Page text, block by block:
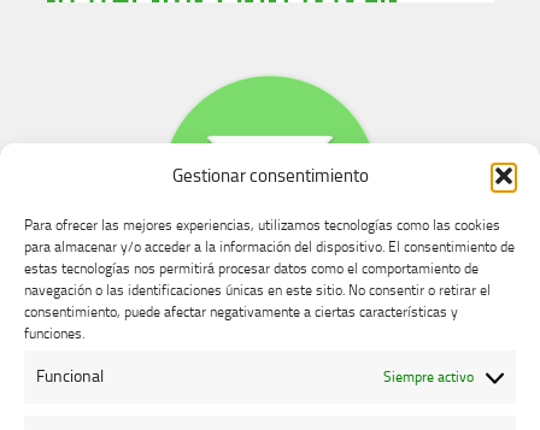
Gestionar consentimiento
Para ofrecer las mejores experiencias, utilizamos tecnologías como las cookies
para almacenar y/o acceder a la información del dispositivo. El consentimiento de
estas tecnologías nos permitirá procesar datos como el comportamiento de
navegación o las identificaciones únicas en este sitio. No consentir o retirar el
consentimiento, puede afectar negativamente a ciertas características y
funciones.
Funcional Siempre activo
Buzón de dudas, quejas y sugerencias